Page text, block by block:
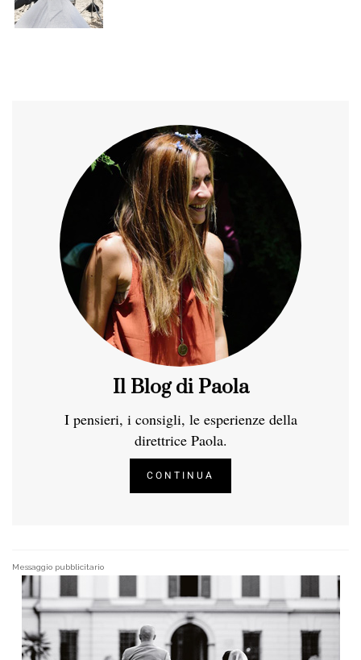
Il Blog di Paola
I pensieri, i consigli, le esperienze della
direttrice Paola.
CONTINUA
Messaggio pubblicitario